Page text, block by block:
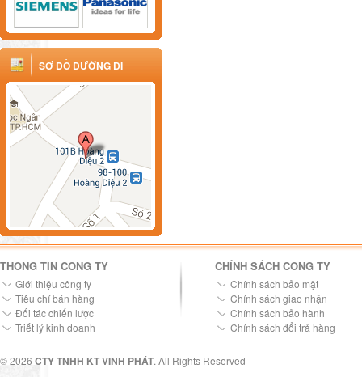
SƠ ĐỒ ĐƯỜNG ĐI
THÔNG TIN CÔNG TY
Giới thiệu công ty
Tiêu chí bán hàng
Đối tác chiến lược
Triết lý kinh doanh
CHÍNH SÁCH CÔNG TY
Chính sách bảo mật
Chính sách giao nhận
Chính sách bảo hành
Chính sách đổi trả hàng
© 2026 CTY TNHH KT VINH PHÁT. All Rights Reserved